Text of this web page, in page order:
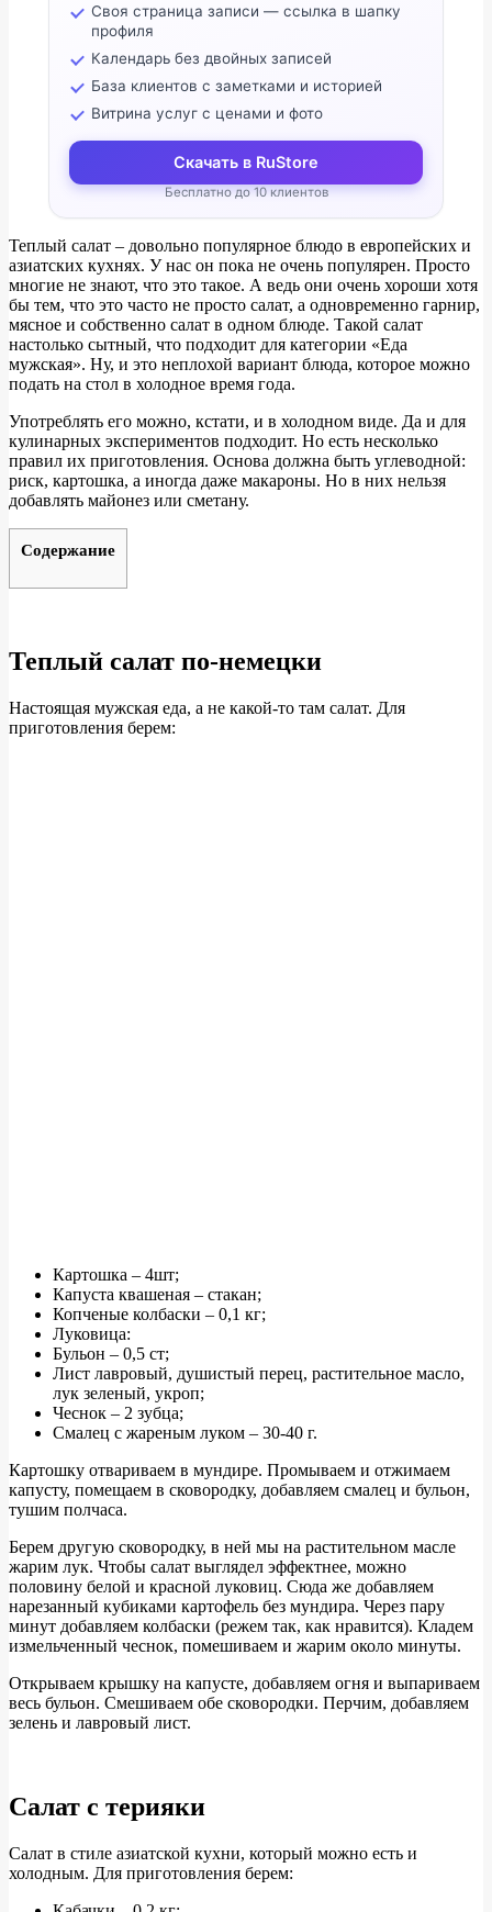
Своя страница записи — ссылка в шапку
профиля
Календарь без двойных записей
База клиентов с заметками и историей
Витрина услуг с ценами и фото
Скачать в RuStore
Бесплатно до 10 клиентов
Теплый салат – довольно популярное блюдо в европейских и
азиатских кухнях. У нас он пока не очень популярен. Просто
многие не знают, что это такое. А ведь они очень хороши хотя
бы тем, что это часто не просто салат, а одновременно гарнир,
мясное и собственно салат в одном блюде. Такой салат
настолько сытный, что подходит для категории «Еда
мужская». Ну, и это неплохой вариант блюда, которое можно
подать на стол в холодное время года.
Употреблять его можно, кстати, и в холодном виде. Да и для
кулинарных экспериментов подходит. Но есть несколько
правил их приготовления. Основа должна быть углеводной:
риск, картошка, а иногда даже макароны. Но в них нельзя
добавлять майонез или сметану.
Содержание
Теплый салат по-немецки
Настоящая мужская еда, а не какой-то там салат. Для
приготовления берем:
Картошка – 4шт;
Капуста квашеная – стакан;
Копченые колбаски – 0,1 кг;
Луковица:
Бульон – 0,5 ст;
Лист лавровый, душистый перец, растительное масло,
лук зеленый, укроп;
Чеснок – 2 зубца;
Смалец с жареным луком – 30-40 г.
Картошку отвариваем в мундире. Промываем и отжимаем
капусту, помещаем в сковородку, добавляем смалец и бульон,
тушим полчаса.
Берем другую сковородку, в ней мы на растительном масле
жарим лук. Чтобы салат выглядел эффектнее, можно
половину белой и красной луковиц. Сюда же добавляем
нарезанный кубиками картофель без мундира. Через пару
минут добавляем колбаски (режем так, как нравится). Кладем
измельченный чеснок, помешиваем и жарим около минуты.
Открываем крышку на капусте, добавляем огня и выпариваем
весь бульон. Смешиваем обе сковородки. Перчим, добавляем
зелень и лавровый лист.
Салат с терияки
Салат в стиле азиатской кухни, который можно есть и
холодным. Для приготовления берем: